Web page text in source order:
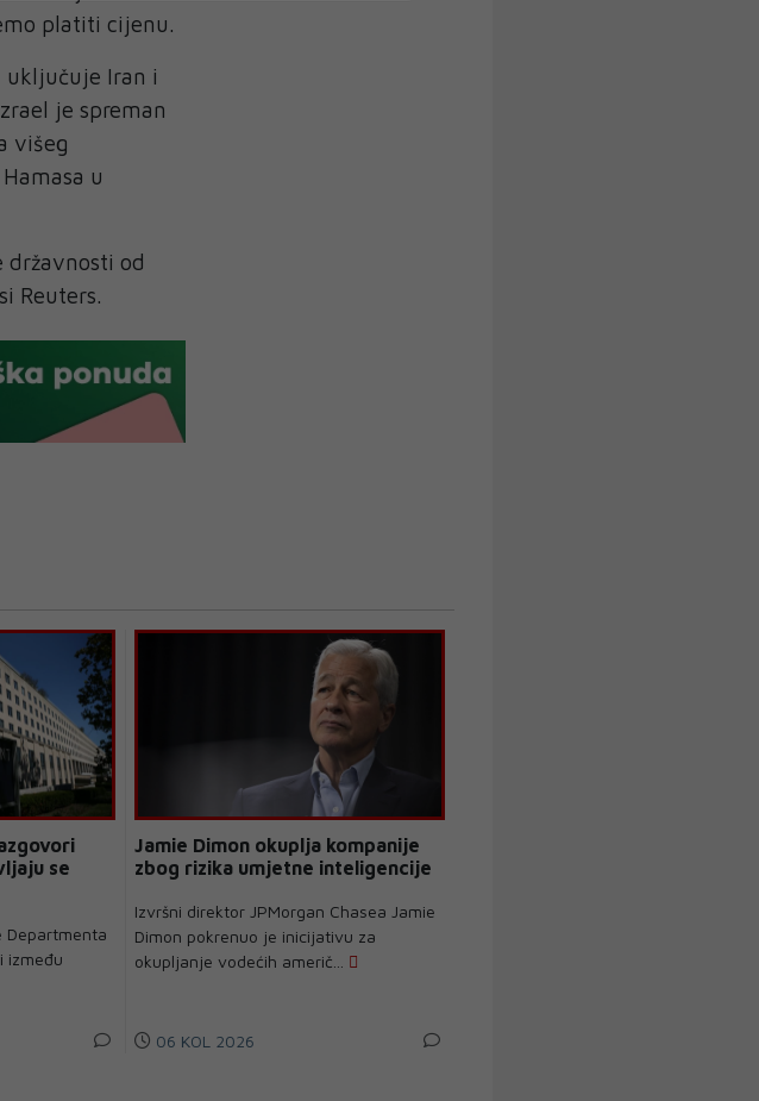
platiti cijenu.
uključuje Iran i
je spreman
višeg
u
državnosti od
Reuters.
se
Departmenta
između
Jamie Dimon okuplja kompanije
zbog rizika umjetne inteligencije
Izvršni direktor JPMorgan Chasea Jamie
Dimon pokrenuo je inicijativu za
okupljanje vodećih američ...
06 KOL 2026